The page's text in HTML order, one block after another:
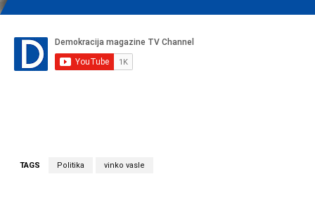
TAGS Politika vinko vasle